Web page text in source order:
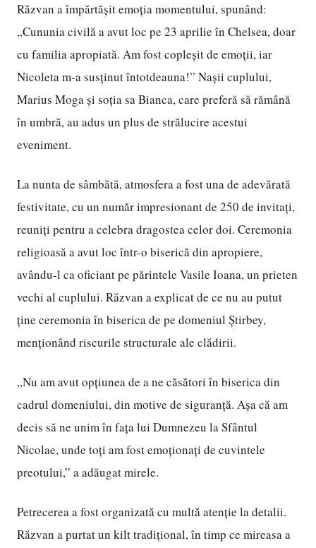
Răzvan a împărtășit emoția momentului, spunând:
„Cununia civilă a avut loc pe 23 aprilie în Chelsea, doar
cu familia apropiată. Am fost copleșit de emoții, iar
Nicoleta m-a susținut întotdeauna!” Nașii cuplului,
Marius Moga și soția sa Bianca, care preferă să rămână
în umbră, au adus un plus de strălucire acestui
eveniment.
La nunta de sâmbătă, atmosfera a fost una de adevărată
festivitate, cu un număr impresionant de 250 de invitați,
reuniți pentru a celebra dragostea celor doi. Ceremonia
religioasă a avut loc într-o biserică din apropiere,
avându-l ca oficiant pe părintele Vasile Ioana, un prieten
vechi al cuplului. Răzvan a explicat de ce nu au putut
ține ceremonia în biserica de pe domeniul Știrbey,
menționând riscurile structurale ale clădirii.
„Nu am avut opțiunea de a ne căsători în biserica din
cadrul domeniului, din motive de siguranță. Așa că am
decis să ne unim în fața lui Dumnezeu la Sfântul
Nicolae, unde toți am fost emoționați de cuvintele
preotului,” a adăugat mirele.
Petrecerea a fost organizată cu multă atenție la detalii.
Răzvan a purtat un kilt tradițional, în timp ce mireasa a